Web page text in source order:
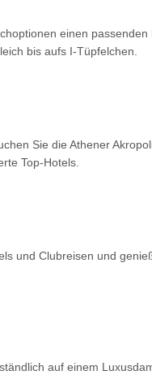
einen
bis aufs I-Tüpfelchen.
Sie die Athener
Top-Hotels.
und Clubreisen und
auf einem